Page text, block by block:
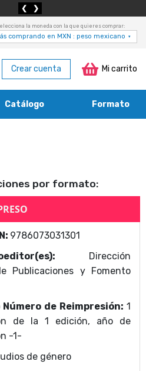
❮ ❯
la moneda con la que quieres comprar:
comprando en MXN : peso mexicano ▾
Crear cuenta Mi carrito
Catálogo Formato
por formato:
9786073031301
Dirección
Publicaciones y Fomento
de Reimpresión: 1
de la 1 edición, año de
-1-
de género